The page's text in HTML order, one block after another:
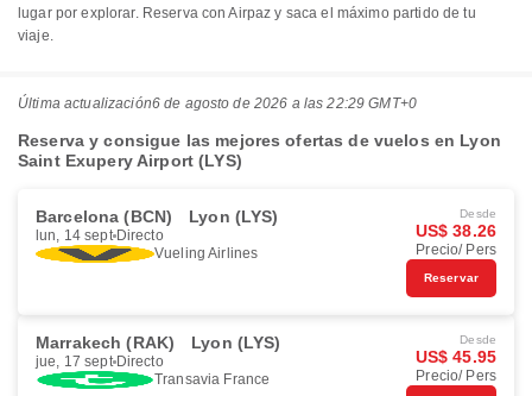
lugar por explorar. Reserva con Airpaz y saca el máximo partido de tu
viaje.
Última actualización6 de agosto de 2026 a las 22:29 GMT+0
Reserva y consigue las mejores ofertas de vuelos en Lyon
Saint Exupery Airport (LYS)
Barcelona (BCN) Lyon (LYS)
lun, 14 sept Directo
Vueling Airlines
Desde
US$ 38.26
Precio/ Pers
Reservar
Marrakech (RAK) Lyon (LYS)
jue, 17 sept Directo
Transavia France
Desde
US$ 45.95
Precio/ Pers